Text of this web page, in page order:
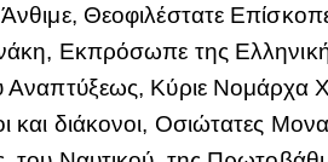
Θεοφιλέστατε
Εκπρόσωπε της
Αναπτύξεως, Κύριε Νομάρχα
και διάκονοι, Οσιώτατες